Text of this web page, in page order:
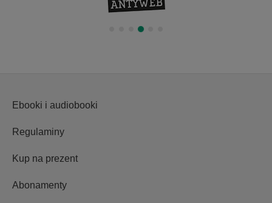
Ebooki i audiobooki
Regulaminy
Kup na prezent
Abonamenty